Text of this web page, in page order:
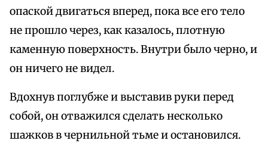
опаской двигаться вперед, пока все его тело
не прошло через, как казалось, плотную
каменную поверхность. Внутри было черно, и
он ничего не видел.
Вдохнув поглубже и выставив руки перед
собой, он отважился сделать несколько
шажков в чернильной тьме и остановился.